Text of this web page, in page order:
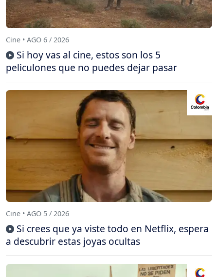
Cine • AGO 6 / 2026
Si hoy vas al cine, estos son los 5
peliculones que no puedes dejar pasar
Cine • AGO 5 / 2026
Si crees que ya viste todo en Netflix, espera
a descubrir estas joyas ocultas